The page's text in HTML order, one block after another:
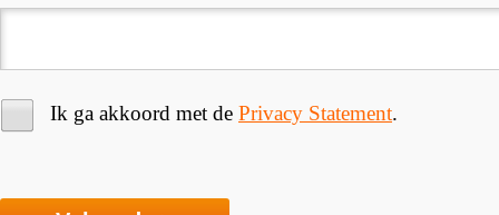
Ik ga akkoord met de Privacy Statement.